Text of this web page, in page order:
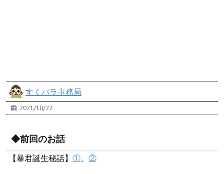
すくパラ事務局
2021/10/22
◆前回のお話
【暴君誕生秘話】 ①、 ②